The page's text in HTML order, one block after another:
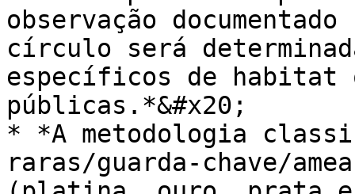
observação
círculo será
específicos de habitat
públicas.*&#x20;
* *A metodologia
raras/guarda-chave/